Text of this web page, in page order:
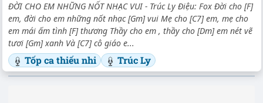
ĐỜI CHO EM NHỮNG NỐT NHẠC VUI - Trúc Ly Điệu: Fox Đời cho [F]
em, đời cho em những nốt nhạc [Gm] vui Mẹ cho [C7] em, mẹ cho
em mái ấm tình [F] thương Thầy cho em , thầy cho [Dm] em nét vẽ
tươi [Gm] xanh Và [C7] cô giáo e...
Tốp ca thiếu nhi Trúc Ly